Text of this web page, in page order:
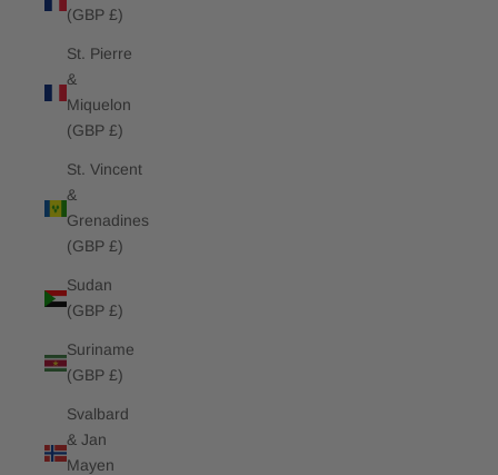
(GBP £)
St. Pierre
&
Miquelon
(GBP £)
St. Vincent
&
Grenadines
(GBP £)
Sudan
(GBP £)
Suriname
(GBP £)
Svalbard
& Jan
Mayen